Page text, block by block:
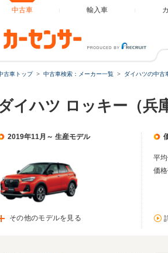
中古車 輸入車
古車トップ 中古車検索：メーカー一覧 ダイハツの中古
イハツ ロッキー（兵
2019年11月～ 生産モデル
その他のモデルを見る
平均
価格